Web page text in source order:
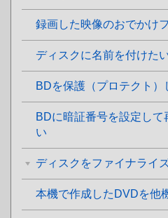
録画した映像のおでかけ
ディスクに名前を付けた
BDを保護（プロテクト）
BDに暗証番号を設定し
い
ディスクをファイナライ
本機で作成したDVDを他